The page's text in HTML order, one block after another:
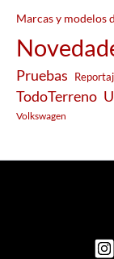
Marcas y modelos
Pruebas
TodoTerreno
Volkswagen